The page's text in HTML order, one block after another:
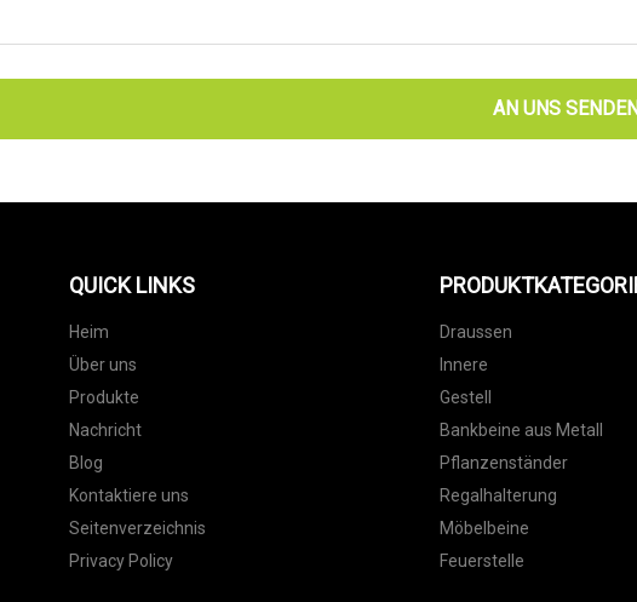
AN UNS
QUICK LINKS
Heim
Über uns
Produkte
Nachricht
Blog
Kontaktiere uns
Seitenverzeichnis
Privacy Policy
Draussen
Innere
Gestell
Bankbeine aus Metall
Pflanzenständer
Regalhalterung
Möbelbeine
Feuerstelle